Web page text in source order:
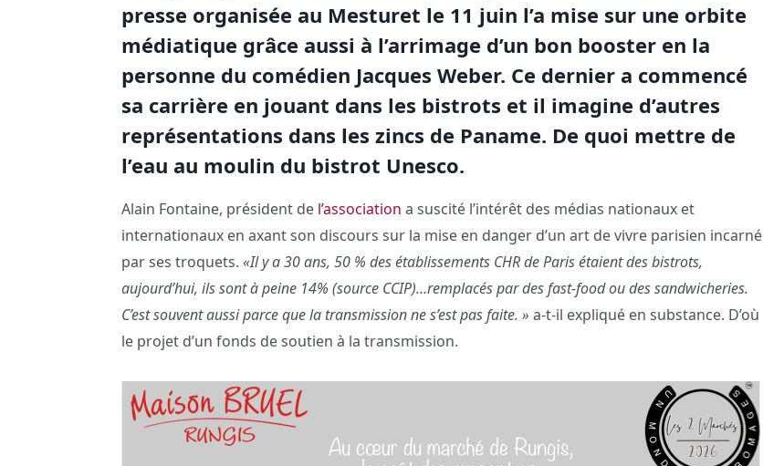
presse organisée au Mesturet le 11 juin l’a mise sur une orbite
médiatique grâce aussi à l’arrimage d’un bon booster en la
personne du comédien Jacques Weber. Ce dernier a commencé
sa carrière en jouant dans les bistrots et il imagine d’autres
représentations dans les zincs de Paname. De quoi mettre de
l’eau au moulin du bistrot Unesco.
Alain Fontaine, président de l’association a suscité l’intérêt des médias nationaux et
internationaux en axant son discours sur la mise en danger d’un art de vivre parisien incarné
par ses troquets. «Il y a 30 ans, 50 % des établissements CHR de Paris étaient des bistrots,
aujourd’hui, ils sont à peine 14% (source CCIP)…remplacés par des fast-food ou des sandwicheries.
C’est souvent aussi parce que la transmission ne s’est pas faite. » a-t-il expliqué en substance. D’où
le projet d’un fonds de soutien à la transmission.